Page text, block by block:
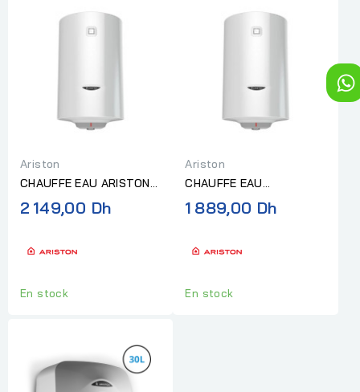
Ariston
CHAUFFE EAU ARISTON
PRO R 100L PL "Sans
installation"
2 149,00 Dh
En stock
Ariston
CHAUFFE EAU
ELECTRIQUE ARISTON
80L PL "sans
1 889,00 Dh
En stock